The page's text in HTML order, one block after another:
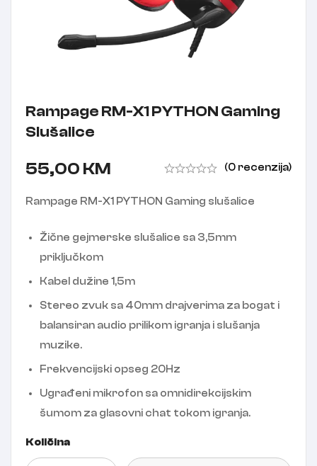
Rampage RM-X1 PYTHON Gaming
Slušalice
55,00 KM (0 recenzija)
Rampage RM-X1 PYTHON Gaming slušalice
Žične gejmerske slušalice sa 3,5mm
priključkom
Kabel dužine 1,5m
Stereo zvuk sa 40mm drajverima za bogat i
balansiran audio prilikom igranja i slušanja
muzike.
Frekvencijski opseg 20Hz
Ugrađeni mikrofon sa omnidirekcijskim
šumom za glasovni chat tokom igranja.
Količina